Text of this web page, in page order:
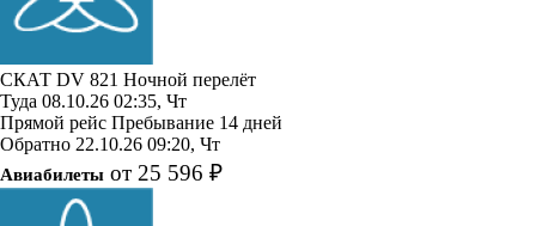
СКАТ DV 821 Ночной перелёт
Туда 08.10.26 02:35, Чт
Прямой рейс Пребывание 14 дней
Обратно 22.10.26 09:20, Чт
Авиабилеты от 25 596 ₽